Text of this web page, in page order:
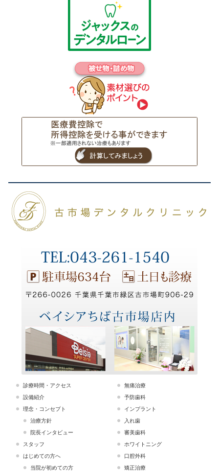
診療時間・アクセス
設備紹介
理念・コンセプト
治療方針
院長インタビュー
スタッフ
はじめての方へ
当院が初めての方
無痛治療
予防歯科
インプラント
入れ歯
審美歯科
ホワイトニング
口腔外科
矯正治療